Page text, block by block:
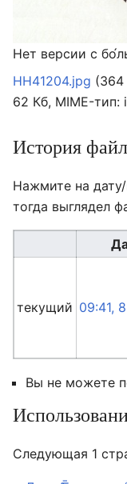
Нет версии с
HH41204.jpg (364
62 Кб, MIME-тип:
История
Нажмите на
тогда выглядел
текущий 09:41,
Вы не можете
Следующая 1